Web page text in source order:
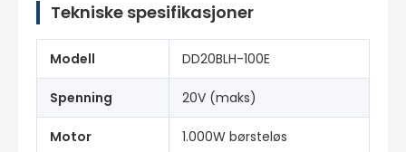
Tekniske spesifikasjoner
Modell DD20BLH-100E
Spenning 20V (maks)
Motor 1.000W børsteløs